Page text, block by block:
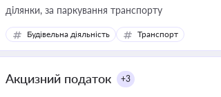
ділянки, за паркування транспорту
Будівельна діяльність Транспорт
Акцизний податок +3